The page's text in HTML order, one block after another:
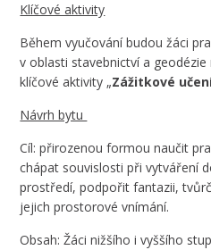
Klíčové aktivity
Během vyučování budou žáci
v oblasti stavebnictví a
klíčové aktivity „Zážitkové
Návrh bytu
Cíl: přirozenou formou naučit
chápat souvislosti při vytváření
prostředí, podpořit fantazii,
jejich prostorové vnímání.
Obsah: Žáci nižšího i vyššího